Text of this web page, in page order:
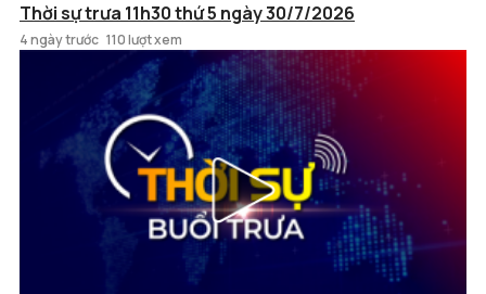
Thời sự trưa 11h30 thứ 5 ngày 30/7/2026
4 ngày trước 110 lượt xem